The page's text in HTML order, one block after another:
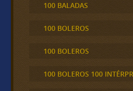
100 BALADAS
100 BOLEROS
100 BOLEROS
100 BOLEROS 100